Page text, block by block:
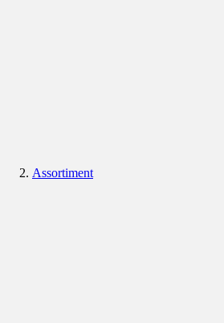
Assortiment